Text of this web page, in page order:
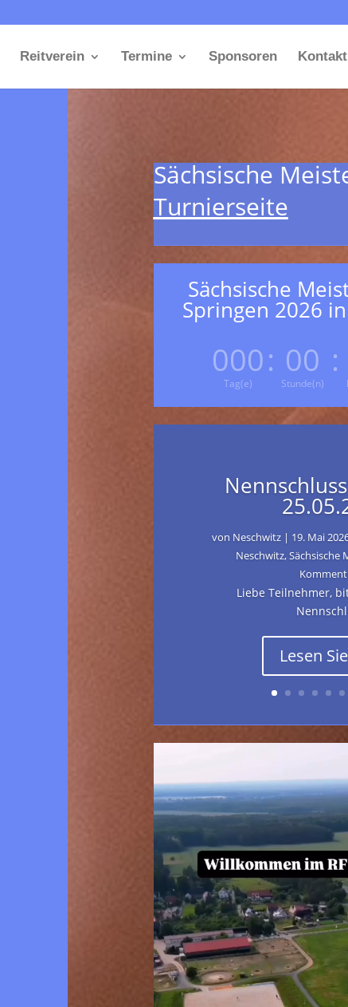
Reitverein Termine Sponsoren Kontakt
Sächsische
Turnierseite
Sächsische
Springen 2026
000
Tag(e)
: 00
Stunde(n)
:
von Neschwitz | 19. Mai
Neschwitz,Sächsische
Liebe Teilnehmer,
Lesen